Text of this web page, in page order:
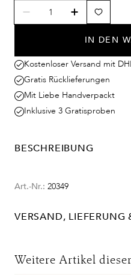
IN DEN
Kostenloser Versand mit
Gratis Rücklieferungen
Mit Liebe Handverpackt
Inklusive 3 Gratisproben
BESCHREIBUNG
Art.-Nr.: 20349
VERSAND, LIEFERUNG
Weitere Artikel